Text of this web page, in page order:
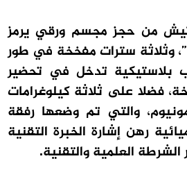
من حجز مجسم ورقي يرمز
وثلاثة سترات مفخخة في طور
بلاستيكية تدخل في تحضير
فضلا على ثلاثة كيلوغرامات
والتي تم وضعها رفقة
رهن إشارة الخبرة التقنية
العلمية والتقنية.